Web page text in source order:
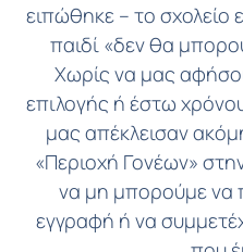
ειπώθηκε – το σχολείο
παιδί «δεν θα
Χωρίς να μας
επιλογής ή έστω
μας απέκλεισαν
«Περιοχή Γονέων»
να μη μπορούμε να
εγγραφή ή να